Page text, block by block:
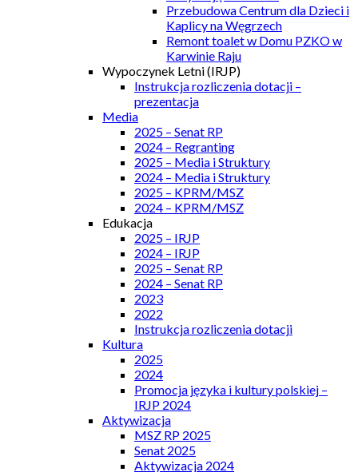
Przebudowa Centrum dla Dzieci i
Kaplicy na Węgrzech
Remont toalet w Domu PZKO w
Karwinie Raju
Wypoczynek Letni (IRJP)
Instrukcja rozliczenia dotacji –
prezentacja
Media
2025 – Senat RP
2024 – Regranting
2025 – Media i Struktury
2024 – Media i Struktury
2025 – KPRM/MSZ
2024 – KPRM/MSZ
Edukacja
2025 – IRJP
2024 – IRJP
2025 – Senat RP
2024 – Senat RP
2023
2022
Instrukcja rozliczenia dotacji
Kultura
2025
2024
Promocja języka i kultury polskiej –
IRJP 2024
Aktywizacja
MSZ RP 2025
Senat 2025
Aktywizacja 2024